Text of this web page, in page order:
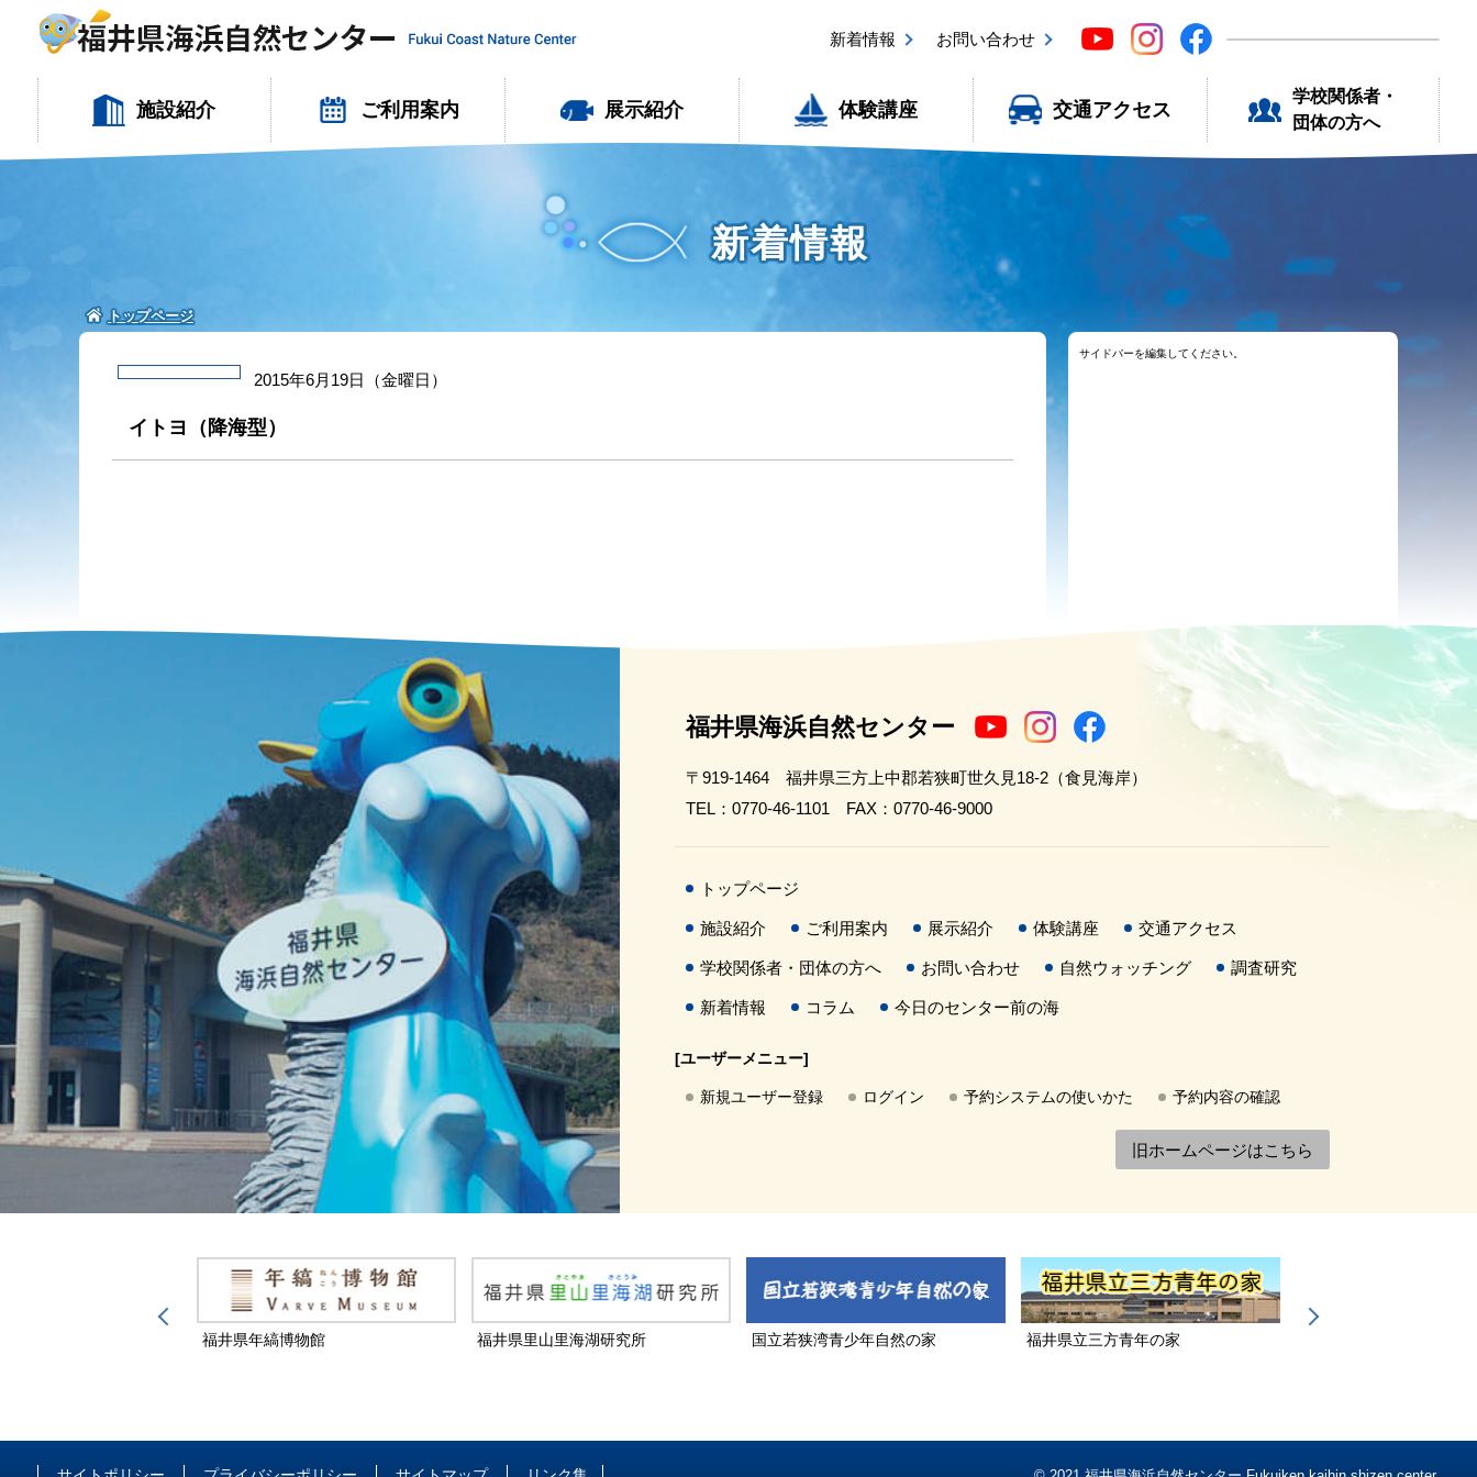
新着情報 お問い合わせ
施設紹介 ご利用案内 展示紹介 体験講座 交通アクセス
学校関係者・
団体の方へ
新着情報
トップページ
2015年6月19日（金曜日）
イトヨ（降海型）
サイドバーを編集してください。
福井県海浜自然センター
〒919-1464 福井県三方上中郡若狭町世久見18-2（食見海岸）
TEL：0770-46-1101 FAX：0770-46-9000
トップページ
施設紹介 ご利用案内 展示紹介 体験講座 交通アクセス
学校関係者・団体の方へ お問い合わせ 自然ウォッチング 調査研究
新着情報 コラム 今日のセンター前の海
[ユーザーメニュー]
新規ユーザー登録 ログイン 予約システムの使いかた 予約内容の確認
旧ホームページはこちら
福井県年縞博物館 福井県里山里海湖研究所 国立若狭湾青少年自然の家 福井県立三方青年の家